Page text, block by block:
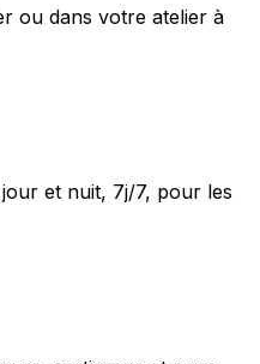
ou dans votre atelier à
et nuit, 7j/7, pour les